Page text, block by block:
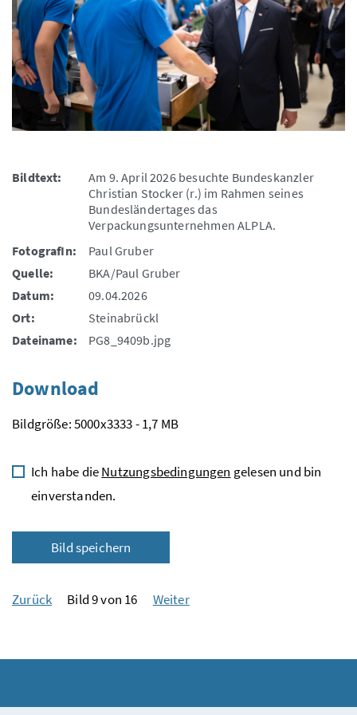
Bildtext:
Am 9. April 2026 besuchte Bundeskanzler
Christian Stocker (r.) im Rahmen seines
Bundesländertages das
Verpackungsunternehmen ALPLA.
FotografIn:
Paul Gruber
Quelle:
BKA/Paul Gruber
Datum:
09.04.2026
Ort:
Steinabrückl
Dateiname:
PG8_9409b.jpg
Download
Bildgröße: 5000x3333 - 1,7 MB
Ich habe dieNutzungsbedingungen gelesen und bin
einverstanden.
Bild speichern
Zurück Bild 9 von 16 Weiter